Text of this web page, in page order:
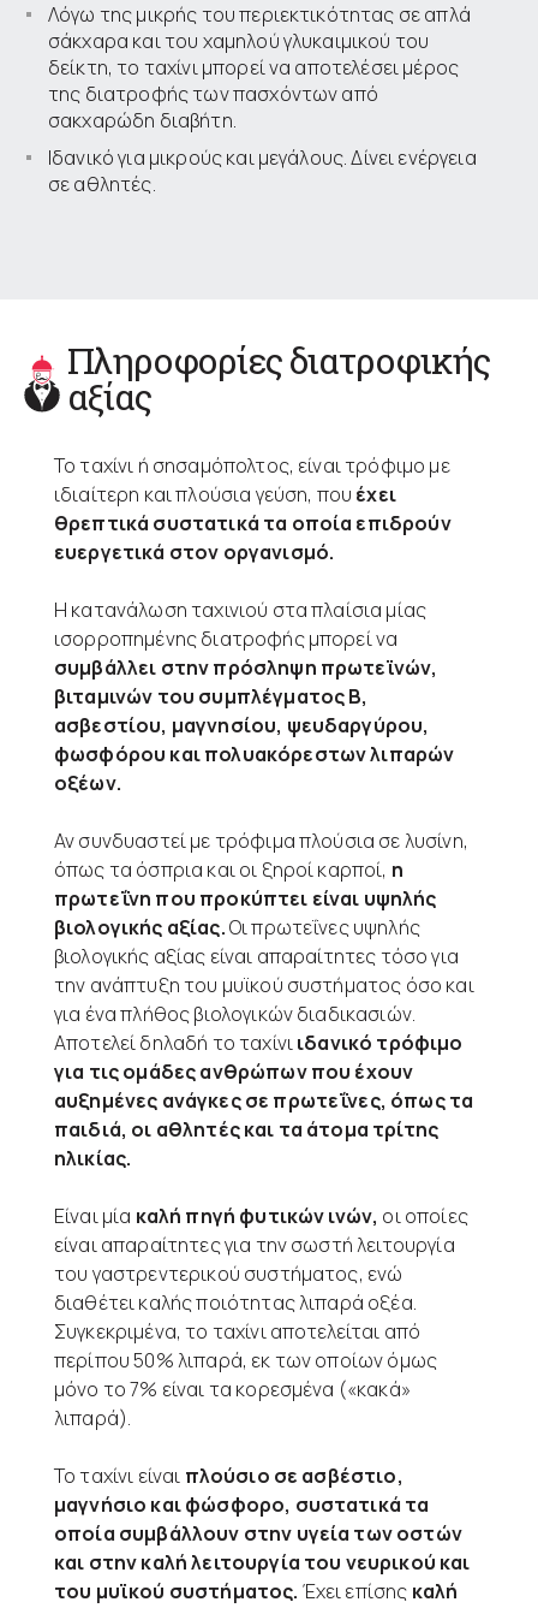
Λόγω της μικρής του περιεκτικότητας σε απλά
σάκχαρα και του χαμηλού γλυκαιμικού του
δείκτη, το ταχίνι μπορεί να αποτελέσει μέρος
της διατροφής των πασχόντων από
σακχαρώδη διαβήτη.
Ιδανικό για μικρούς και μεγάλους. Δίνει ενέργεια
σε αθλητές.
Πληροφορίες διατροφικής
αξίας
Το ταχίνι ή σησαμόπολτος, είναι τρόφιμο με
ιδιαίτερη και πλούσια γεύση, που έχει
θρεπτικά συστατικά τα οποία επιδρούν
ευεργετικά στον οργανισμό.
Η κατανάλωση ταχινιού στα πλαίσια μίας
ισορροπημένης διατροφής μπορεί να
συμβάλλει στην πρόσληψη πρωτεϊνών,
βιταμινών του συμπλέγματος Β,
ασβεστίου, μαγνησίου, ψευδαργύρου,
φωσφόρου και πολυακόρεστων λιπαρών
οξέων.
Αν συνδυαστεί με τρόφιμα πλούσια σε λυσίνη,
όπως τα όσπρια και οι ξηροί καρποί, η
πρωτεΐνη που προκύπτει είναι υψηλής
βιολογικής αξίας.Οι πρωτεΐνες υψηλής
βιολογικής αξίας είναι απαραίτητες τόσο για
την ανάπτυξη του μυϊκού συστήματος όσο και
για ένα πλήθος βιολογικών διαδικασιών.
Αποτελεί δηλαδή το ταχίνιιδανικό τρόφιμο
για τις ομάδες ανθρώπων που έχουν
αυξημένες ανάγκες σε πρωτεΐνες, όπως τα
παιδιά, οι αθλητές και τα άτομα τρίτης
ηλικίας.
Είναι μία καλή πηγή φυτικών ινών, οι οποίες
είναι απαραίτητες για την σωστή λειτουργία
του γαστρεντερικού συστήματος, ενώ
διαθέτει καλής ποιότητας λιπαρά οξέα.
Συγκεκριμένα, το ταχίνι αποτελείται από
περίπου 50% λιπαρά, εκ των οποίων όμως
μόνο το 7% είναι τα κορεσμένα («κακά»
λιπαρά).
Το ταχίνι είναι πλούσιο σε ασβέστιο,
μαγνήσιο και φώσφορο, συστατικά τα
οποία συμβάλλουν στην υγεία των οστών
και στην καλή λειτουργία του νευρικού και
του μυϊκού συστήματος. Έχει επίσης καλή